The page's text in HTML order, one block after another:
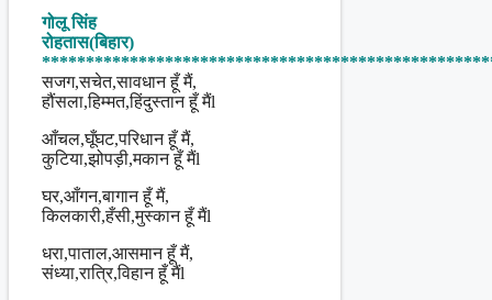
Share
गोलू सिंह
रोहतास(बिहार)
सजग,सचेत,सावधान हूँ मैं,
हौंसला,हिम्मत,हिंदुस्तान हूँ मैंl
आँचल,घूँघट,परिधान हूँ मैं,
कुटिया,झोपड़ी,मकान हूँ मैंl
घर,आँगन,बागान हूँ मैं,
किलकारी,हँसी,मुस्कान हूँ मैंl
धरा,पाताल,आसमान हूँ मैं,
संध्या,रात्रि,विहान हूँ मैंl